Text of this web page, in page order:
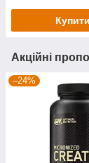
Купити
Акційні
–24%